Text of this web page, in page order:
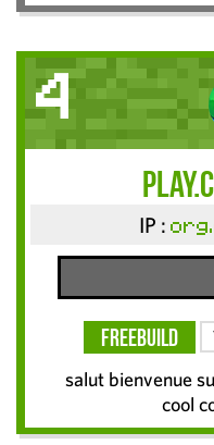
4
IP :
FreeBuild
salut bienvenue
cool